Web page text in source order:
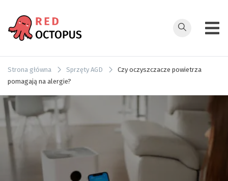
treści
redoctopus.in
Strona główna Sprzęty AGD
Czy oczyszczacze powietrza
pomagają na alergie?